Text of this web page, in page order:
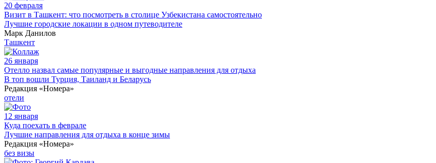
20 февраля
Визит в Ташкент: что посмотреть в столице Узбекистана самостоятельно
Лучшие городские локации в одном путеводителе
Марк Данилов
Ташкент
26 января
Отелло назвал самые популярные и выгодные направления для отдыха
В топ вошли Турция, Таиланд и Беларусь
Редакция «Номера»
отели
12 января
Куда поехать в феврале
Лучшие направления для отдыха в конце зимы
Редакция «Номера»
без визы